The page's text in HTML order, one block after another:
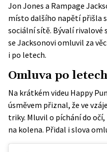
Jon Jones a Rampage
místo dalšího napětí přišla
sociální sítě. Bývalí rivalové
se Jacksonovi omluvil za
i po letech.
Omluva po letech
Na krátkém videu Happy
úsměvem přiznal, že ve
triky. Mluvil o píchání do
na kolena. Přidal i slova